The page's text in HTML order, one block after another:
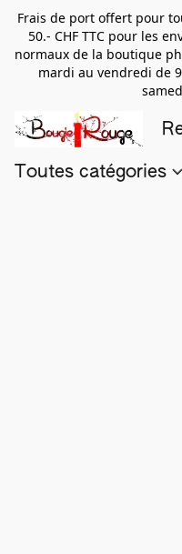
Frais de port offert pour
50.- CHF TTC pour les
normaux de la boutique
mardi au vendredi de
Toutes catégories